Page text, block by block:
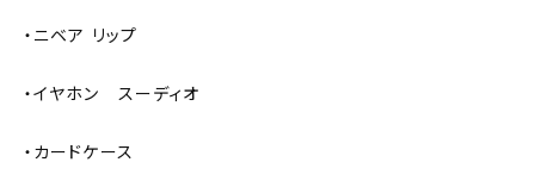
・ニベア リップ
・イヤホン スーディオ
・カードケース